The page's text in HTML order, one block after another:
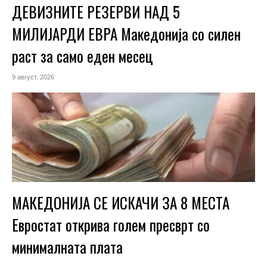
ДЕВИЗНИТЕ РЕЗЕРВИ НАД 5
МИЛИЈАРДИ ЕВРА Македонија со силен
раст за само еден месец
9 август, 2026
МАКЕДОНИЈА СЕ ИСКАЧИ ЗА 8 МЕСТА
Евростат открива голем пресврт со
минималната плата